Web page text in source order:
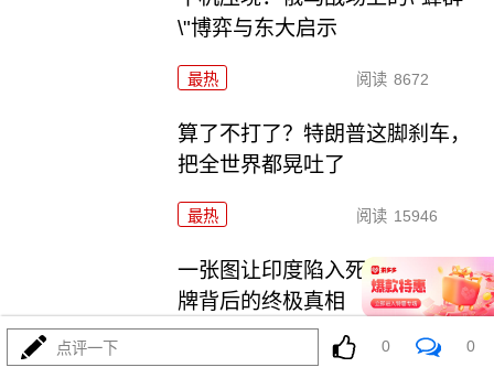
\"博弈与东大启示
最热 阅读 8672
算了不打了？特朗普这脚刹车，
把全世界都晃吐了
最热 阅读 15946
一张图让印度陷入死寂，五枚金
牌背后的终极真相
阅读 11064
点评一下 0 0